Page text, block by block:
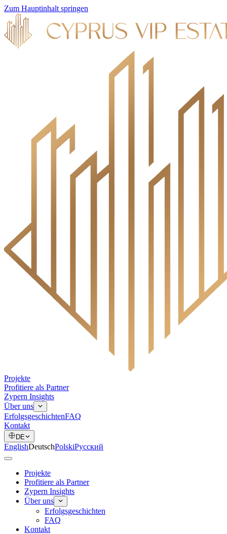
Zum Hauptinhalt springen
Projekte
Profitiere als Partner
Zypern Insights
Über uns
ErfolgsgeschichtenFAQ
Kontakt
DE
EnglishDeutschPolskiРусский
Projekte
Profitiere als Partner
Zypern Insights
Über uns
Erfolgsgeschichten
FAQ
Kontakt